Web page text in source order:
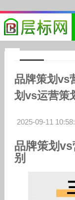
品牌策划vs
划vs运营策
2025-09-11
品牌策划
别